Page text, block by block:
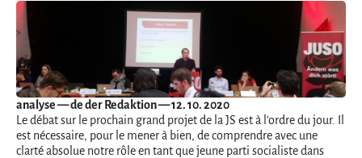
analyse— de der Redaktion — 12. 10. 2020
Le débat sur le prochain grand projet de la JS est à l'ordre du jour. Il
est nécessaire, pour le mener à bien, de comprendre avec une
clarté absolue notre rôle en tant que jeune parti socialiste dans